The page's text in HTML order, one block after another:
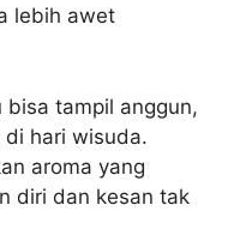
lebih awet
bisa tampil anggun,
di hari wisuda.
aroma yang
diri dan kesan tak